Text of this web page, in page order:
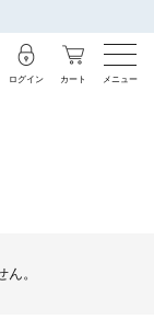
ログイン カート メニュー
。